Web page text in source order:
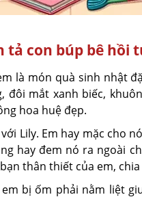
tả con búp bê hồi
là món quà sinh nhật
đôi mắt xanh biếc,
hoa huệ đẹp.
Lily. Em hay mặc cho
hay đem nó ra ngoài
thân thiết của em,
bị ốm phải nằm liệt